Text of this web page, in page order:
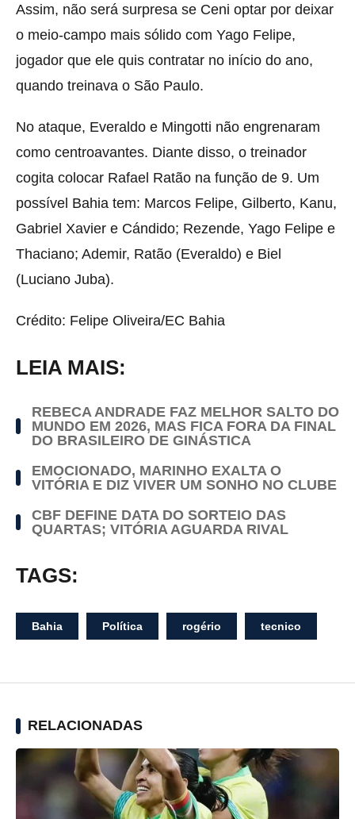
Assim, não será surpresa se Ceni optar por deixar
o meio-campo mais sólido com Yago Felipe,
jogador que ele quis contratar no início do ano,
quando treinava o São Paulo.
No ataque, Everaldo e Mingotti não engrenaram
como centroavantes. Diante disso, o treinador
cogita colocar Rafael Ratão na função de 9. Um
possível Bahia tem: Marcos Felipe, Gilberto, Kanu,
Gabriel Xavier e Cándido; Rezende, Yago Felipe e
Thaciano; Ademir, Ratão (Everaldo) e Biel
(Luciano Juba).
Crédito: Felipe Oliveira/EC Bahia
LEIA MAIS:
REBECA ANDRADE FAZ MELHOR SALTO DO
MUNDO EM 2026, MAS FICA FORA DA FINAL
DO BRASILEIRO DE GINÁSTICA
EMOCIONADO, MARINHO EXALTA O
VITÓRIA E DIZ VIVER UM SONHO NO CLUBE
CBF DEFINE DATA DO SORTEIO DAS
QUARTAS; VITÓRIA AGUARDA RIVAL
TAGS:
Bahia Política rogério tecnico
RELACIONADAS